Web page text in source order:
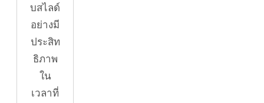
บสไลด์
อย่างมี
ประสิท
ธิภาพ
ใน
เวลาที่